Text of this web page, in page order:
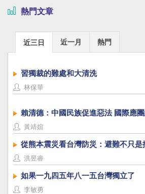
熱門文章
近三日 近一月 熱門
習獨裁的難處和大清洗
林保華
賴清德：中國民族促進惡法 國際應
黃靖媗
從熊本震災看台灣防災：避難不只
洪昱睿
如果一九四五年八一五台灣獨立了
李敏勇